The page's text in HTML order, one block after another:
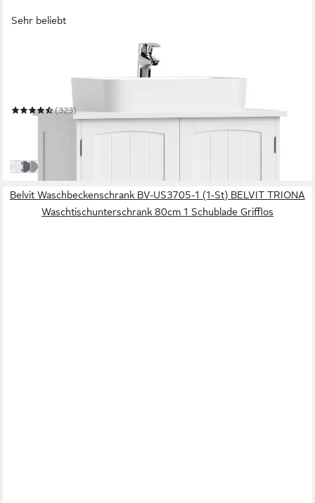
Sehr beliebt
Waschbeckenunterschrank Waschtischunterschrank
Badezimmerschrank
(323)
92,99 €
in 2-3 Werktagen bei dir
weiß
grau
Mystisches Grau
Belvit Waschbeckenschrank BV-US3705-1 (1-St) BELVIT TRIONA
Waschtischunterschrank 80cm 1 Schublade Grifflos